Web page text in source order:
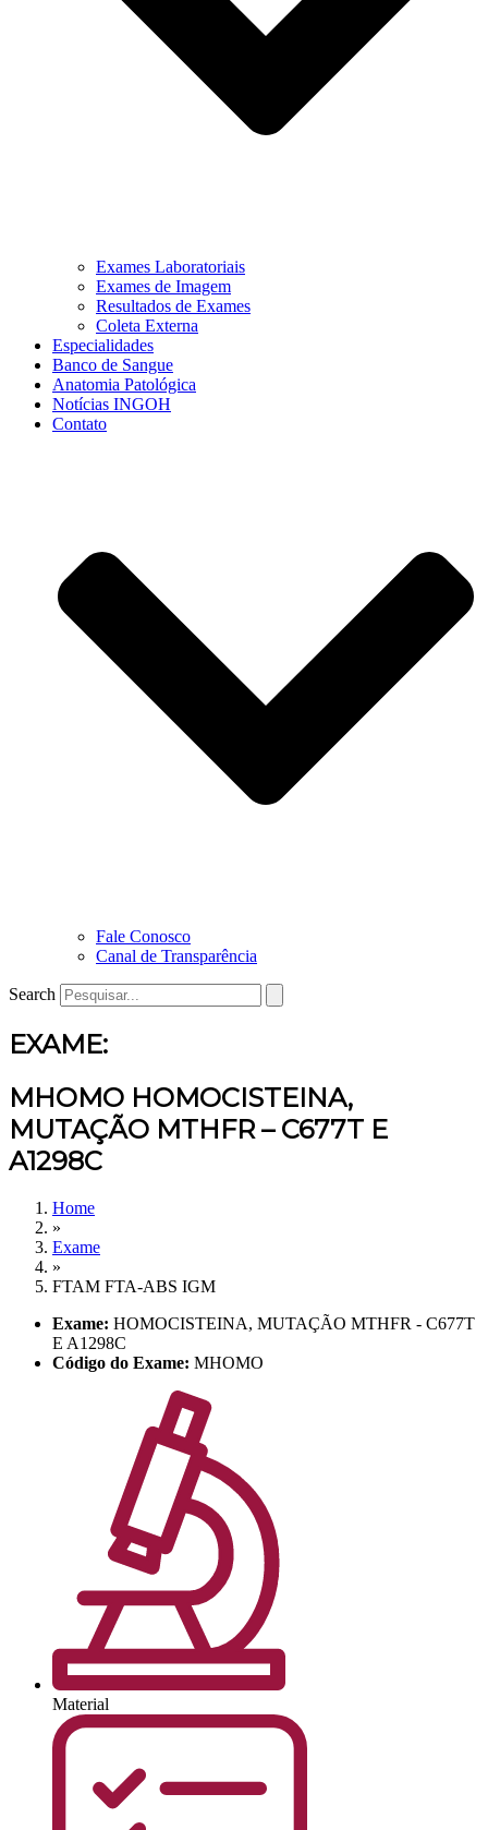
Exames Laboratoriais
Exames de Imagem
Resultados de Exames
Coleta Externa
Especialidades
Banco de Sangue
Anatomia Patológica
Notícias INGOH
Contato
Fale Conosco
Canal de Transparência
Search
EXAME:
MHOMO HOMOCISTEINA,
MUTAÇÃO MTHFR – C677T E
A1298C
Home
»
Exame
»
FTAM FTA-ABS IGM
Exame: HOMOCISTEINA, MUTAÇÃO MTHFR - C677T
E A1298C
Código do Exame: MHOMO
Material